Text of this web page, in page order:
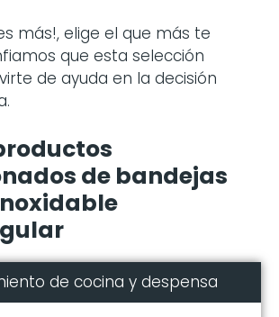
más!, elige el que más te
que esta selección
de ayuda en la decisión
de bandejas
de cocina y despensa